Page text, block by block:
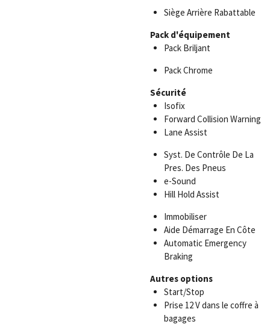
Siège Arrière Rabattable
Pack d'équipement
Pack Briljant
Pack Chrome
Sécurité
Isofix
Forward Collision Warning
Lane Assist
Syst. De Contrôle De La
Pres. Des Pneus
e-Sound
Hill Hold Assist
Immobiliser
Aide Démarrage En Côte
Automatic Emergency
Braking
Autres options
Start/Stop
Prise 12 V dans le coffre à
bagages